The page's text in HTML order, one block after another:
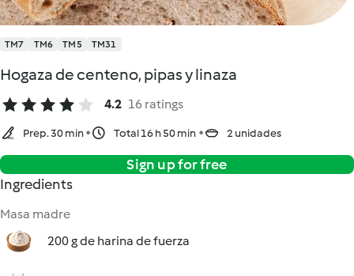
TM7 TM6 TM5 TM31
Hogaza de centeno, pipas y linaza
4.2 16 ratings
Prep. 30 min Total 16 h 50 min 2 unidades
Sign up for free
Ingredients
Masa madre
200 g de harina de fuerza